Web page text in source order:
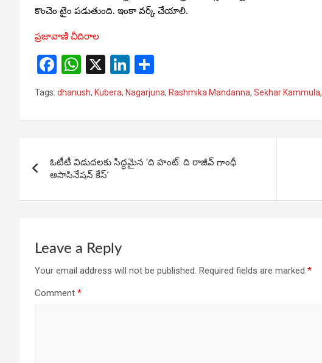
కొంచెం టైం పడుతుంది. ఇంకా వర్క్ చేయాలి.
ప్రజావాణి చీదిరాల
F
a
ce
b
o
k
W
h
at
s
p
p
X
Li
n
ke
dI
ar
e
Tags: dhanush, Kubera, Nagarjuna, Rashmika Mandanna, Sekhar Kammula,
navigation
ఓటీటీ విడుదలకు సిద్ధమైన ‘ది హంట్: ది రాజీవ్ గాంధీ
అసాసినేషన్ కేస్’
Leave a Reply
Your email address will not be published. Required fields are marked *
Comment *